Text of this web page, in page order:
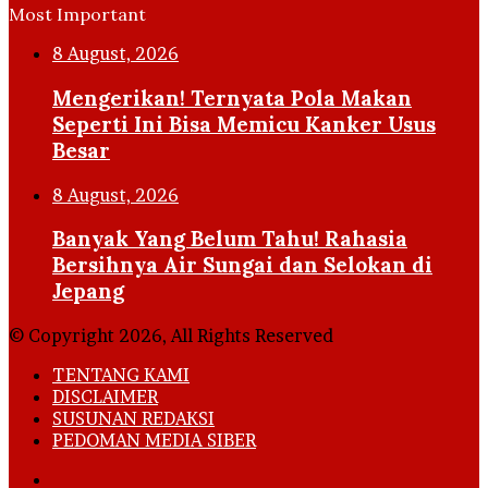
Most Important
8 August, 2026
Mengerikan! Ternyata Pola Makan
Seperti Ini Bisa Memicu Kanker Usus
Besar
8 August, 2026
Banyak Yang Belum Tahu! Rahasia
Bersihnya Air Sungai dan Selokan di
Jepang
© Copyright 2026, All Rights Reserved
TENTANG KAMI
DISCLAIMER
SUSUNAN REDAKSI
PEDOMAN MEDIA SIBER